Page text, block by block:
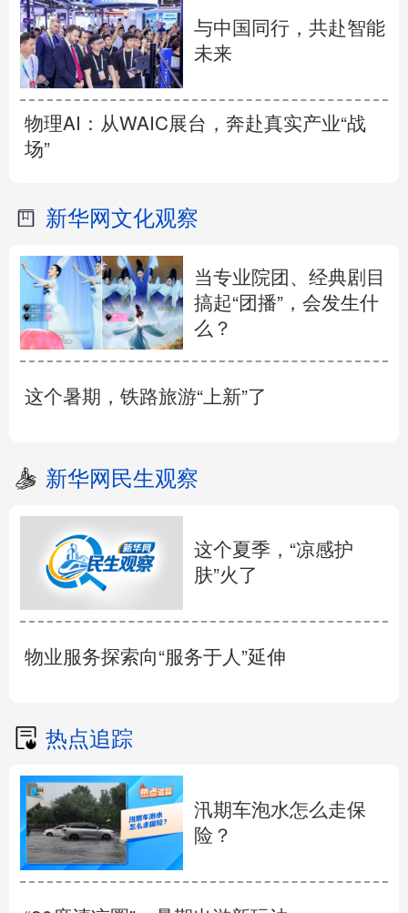
与中国同行，共赴智能
未来
物理AI：从WAIC展台，奔赴真实产业“战
场”
新华网文化观察
当专业院团、经典剧目
搞起“团播”，会发生什
么？
这个暑期，铁路旅游“上新”了
新华网民生观察
这个夏季，“凉感护
肤”火了
物业服务探索向“服务于人”延伸
热点追踪
汛期车泡水怎么走保
险？